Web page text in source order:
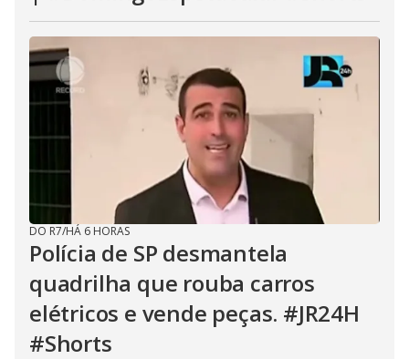
DO R7/HÁ 6 HORAS
Polícia de SP desmantela
quadrilha que rouba carros
elétricos e vende peças. #JR24H
#Shorts